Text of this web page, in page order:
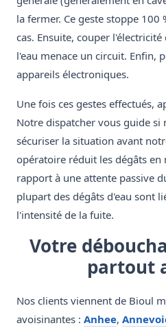
la fermer. Ce geste stoppe 100
cas. Ensuite, couper
l'eau menace un circuit. Enfin,
appareils électroniques.
Une fois ces gestes effectués,
Notre dispatcher vous guide si
sécuriser la situation avant
opératoire réduit les dégâts en
rapport à une attente passive
plupart des dégâts d'eau sont
l'intensité de la fuite.
Votre
partout
Nos clients viennent de Bioul
avoisinantes : Anhee,